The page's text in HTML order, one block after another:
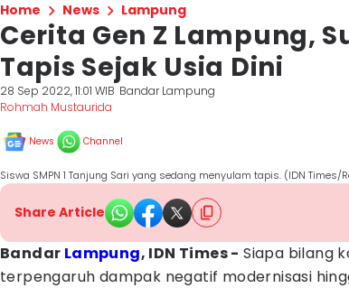
Home News Lampung
Cerita Gen Z Lampung,
Tapis Sejak Usia Dini
28 Sep 2022, 11:01 WIB Bandar Lampung
Rohmah Mustaurida
News Channel
Siswa SMPN 1 Tanjung Sari yang sedang menyulam tapis. (IDN
Share Article
Bandar Lampung, IDN Times - Siapa bilang
terpengaruh dampak negatif modernisasi